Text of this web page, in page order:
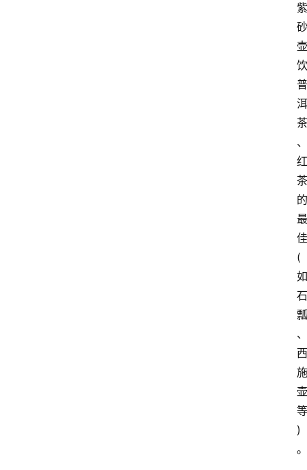
紫
砂
壶
饮
普
洱
茶
、
红
茶
的
最
佳
(
如
石
瓢
、
西
施
壶
等
)
。